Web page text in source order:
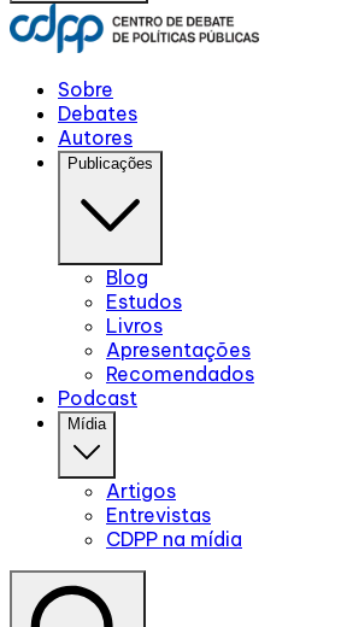
Sobre
Debates
Autores
Publicações
Blog
Estudos
Livros
Apresentações
Recomendados
Podcast
Mídia
Artigos
Entrevistas
CDPP na mídia